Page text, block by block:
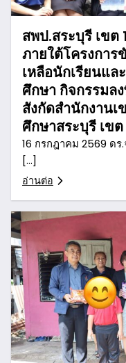
สพป.สระบุรี เขต
ภายใต้โครงกา
เหลือนักเรียนแ
ศึกษา กิจกรรมล
สังกัดสำนักงาน
ศึกษาสระบุรี เขต
16 กรกฎาคม 2569 ด
[…]
อ่านต่อ